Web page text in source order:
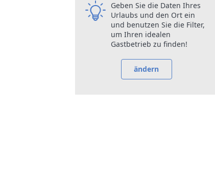
Geben Sie die Daten Ihres
Urlaubs und den Ort ein
und benutzen Sie die Filter,
um Ihren idealen
Gastbetrieb zu finden!